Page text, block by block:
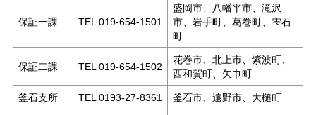
保証一課 TEL 019-654-1501
盛岡市、八幡平市、滝沢
市、岩手町、葛巻町、雫石
町
保証二課 TEL 019-654-1502
花巻市、北上市、紫波町、
西和賀町、矢巾町
釜石支所 TEL 0193-27-8361 釜石市、遠野市、大槌町